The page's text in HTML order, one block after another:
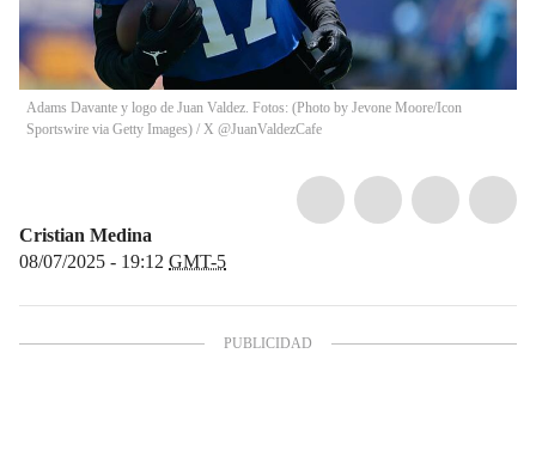
Adams Davante y logo de Juan Valdez. Fotos: (Photo by Jevone Moore/Icon
Sportswire via Getty Images) / X @JuanValdezCafe
Cristian Medina
08/07/2025 - 19:12 GMT-5